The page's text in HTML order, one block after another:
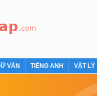
VĂN TIẾNG ANH VẬT LÝ